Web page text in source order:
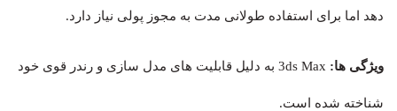
دهد اما برای استفاده طولانی مدت به مجوز پولی نیاز دارد.
ویژگی ها: 3ds Max به دلیل قابلیت های مدل سازی و رندر قوی خود
شناخته شده است.